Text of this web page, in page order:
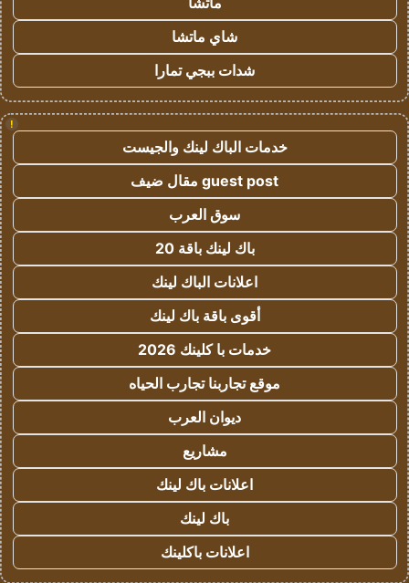
شاي ماتشا
شدات ببجي تمارا
!
خدمات الباك لينك والجيست
guest post مقال ضيف
سوق العرب
باك لينك باقة 20
اعلانات الباك لينك
أقوى باقة باك لينك
خدمات با كلينك 2026
موقع تجاربنا تجارب الحياه
ديوان العرب
مشاريع
اعلانات باك لينك
باك لينك
اعلانات باكلينك